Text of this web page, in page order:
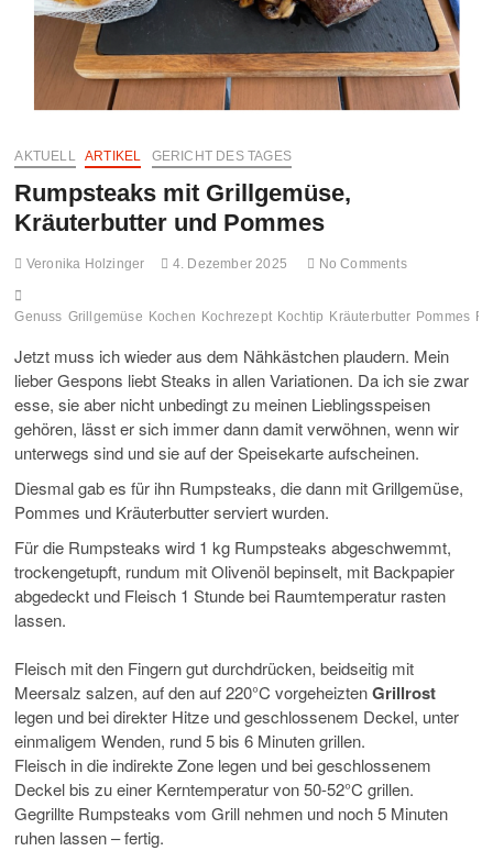
AKTUELL ARTIKEL GERICHT DES TAGES
Rumpsteaks mit Grillgemüse,
Kräuterbutter und Pommes
Veronika Holzinger 4. Dezember 2025 No Comments
Genuss Grillgemüse Kochen Kochrezept Kochtip Kräuterbutter Pommes
Jetzt muss ich wieder aus dem Nähkästchen plaudern. Mein
lieber Gespons liebt Steaks in allen Variationen. Da ich sie zwar
esse, sie aber nicht unbedingt zu meinen Lieblingsspeisen
gehören, lässt er sich immer dann damit verwöhnen, wenn wir
unterwegs sind und sie auf der Speisekarte aufscheinen.
Diesmal gab es für ihn Rumpsteaks, die dann mit Grillgemüse,
Pommes und Kräuterbutter serviert wurden.
Für die Rumpsteaks wird 1 kg Rumpsteaks abgeschwemmt,
trockengetupft, rundum mit Olivenöl bepinselt, mit Backpapier
abgedeckt und Fleisch 1 Stunde bei Raumtemperatur rasten
lassen.
Fleisch mit den Fingern gut durchdrücken, beidseitig mit
Meersalz salzen, auf den auf 220°C vorgeheiztenGrillrost
legen und bei direkter Hitze und geschlossenem Deckel, unter
einmaligem Wenden, rund 5 bis 6 Minuten grillen.
Fleisch in die indirekte Zone legen und bei geschlossenem
Deckel bis zu einer Kerntemperatur von 50-52°C grillen.
Gegrillte Rumpsteaks vom Grill nehmen und noch 5 Minuten
ruhen lassen – fertig.